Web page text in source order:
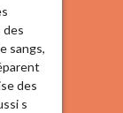
sangs,
des
s